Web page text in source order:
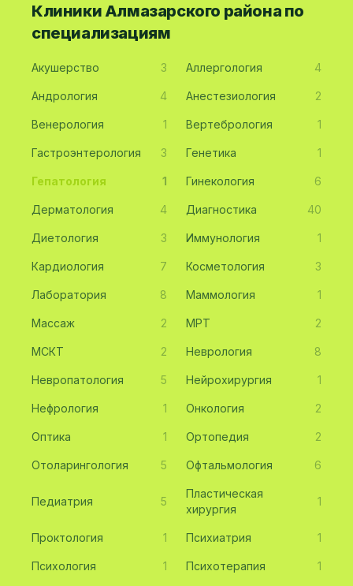
Клиники Алмазарского района по
специализациям
Акушерство 3 Аллергология 4
Андрология 4 Анестезиология 2
Венерология 1 Вертебрология 1
Гастроэнтерология 3 Генетика 1
Гепатология 1 Гинекология 6
Дерматология 4 Диагностика 40
Диетология 3 Иммунология 1
Кардиология 7 Косметология 3
Лаборатория 8 Маммология 1
Массаж 2 МРТ 2
МСКТ 2 Неврология 8
Невропатология 5 Нейрохирургия 1
Нефрология 1 Онкология 2
Оптика 1 Ортопедия 2
Отоларингология 5 Офтальмология 6
Педиатрия 5
Пластическая
хирургия
1
Проктология 1 Психиатрия 1
Психология 1 Психотерапия 1